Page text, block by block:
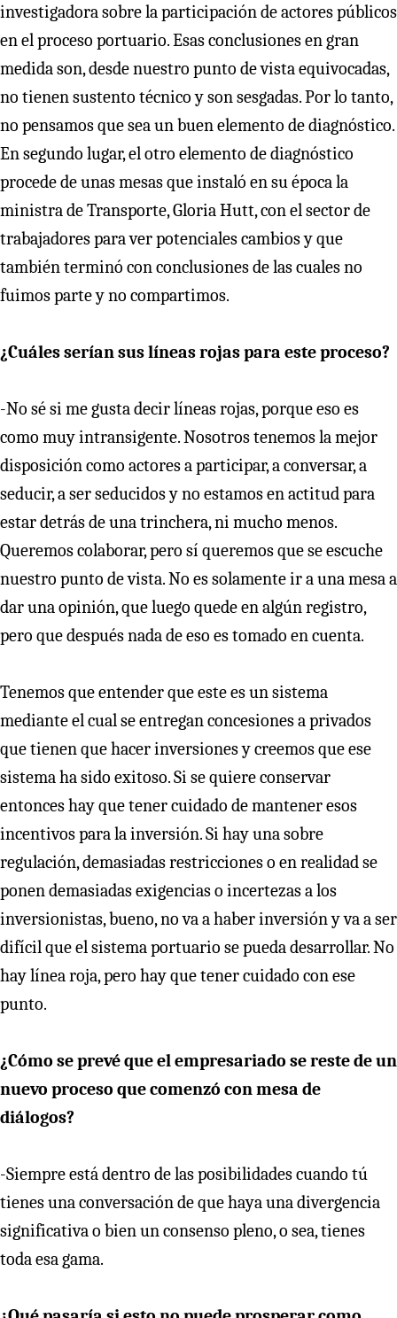
investigadora sobre la participación de actores públicos
en el proceso portuario. Esas conclusiones en gran
medida son, desde nuestro punto de vista equivocadas,
no tienen sustento técnico y son sesgadas. Por lo tanto,
no pensamos que sea un buen elemento de diagnóstico.
En segundo lugar, el otro elemento de diagnóstico
procede de unas mesas que instaló en su época la
ministra de Transporte, Gloria Hutt, con el sector de
trabajadores para ver potenciales cambios y que
también terminó con conclusiones de las cuales no
fuimos parte y no compartimos.
¿Cuáles serían sus líneas rojas para este proceso?
-No sé si me gusta decir líneas rojas, porque eso es
como muy intransigente. Nosotros tenemos la mejor
disposición como actores a participar, a conversar, a
seducir, a ser seducidos y no estamos en actitud para
estar detrás de una trinchera, ni mucho menos.
Queremos colaborar, pero sí queremos que se escuche
nuestro punto de vista. No es solamente ir a una mesa a
dar una opinión, que luego quede en algún registro,
pero que después nada de eso es tomado en cuenta.
Tenemos que entender que este es un sistema
mediante el cual se entregan concesiones a privados
que tienen que hacer inversiones y creemos que ese
sistema ha sido exitoso. Si se quiere conservar
entonces hay que tener cuidado de mantener esos
incentivos para la inversión. Si hay una sobre
regulación, demasiadas restricciones o en realidad se
ponen demasiadas exigencias o incertezas a los
inversionistas, bueno, no va a haber inversión y va a ser
difícil que el sistema portuario se pueda desarrollar. No
hay línea roja, pero hay que tener cuidado con ese
punto.
¿Cómo se prevé que el empresariado se reste de un
nuevo proceso que comenzó con mesa de
diálogos?
-Siempre está dentro de las posibilidades cuando tú
tienes una conversación de que haya una divergencia
significativa o bien un consenso pleno, o sea, tienes
toda esa gama.